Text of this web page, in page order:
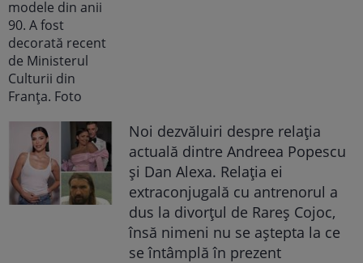
Noi dezvăluiri despre relația
actuală dintre Andreea Popescu
și Dan Alexa. Relația ei
extraconjugală cu antrenorul a
dus la divorțul de Rareș Cojoc,
însă nimeni nu se aștepta la ce
se întâmplă în prezent